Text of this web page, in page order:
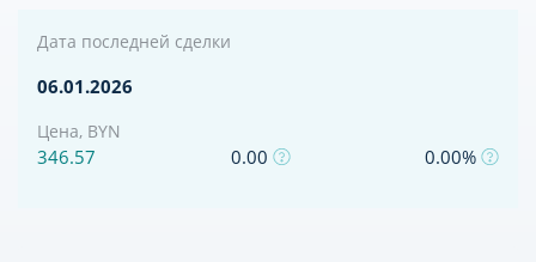
Дата последней сделки
06.01.2026
Цена, BYN
346.57 0.00 0.00%